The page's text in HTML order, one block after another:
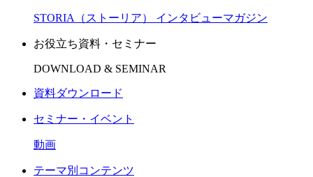
STORIA（ストーリア） インタビューマガジン
お役立ち資料・セミナー
DOWNLOAD & SEMINAR
資料ダウンロード
セミナー・イベント
動画
テーマ別コンテンツ